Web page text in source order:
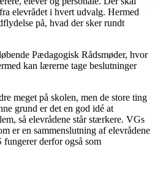
elevrådet i hvert udvalg. Hermed
på, hvad der sker rundt
Pædagogisk Rådsmøder, hvor
kan lærerne tage beslutninger
meget på skolen, men de store ting
grund er det en god idé at
så elevrådene står stærkere. VGs
er en sammenslutning af elevrådene
derfor også som